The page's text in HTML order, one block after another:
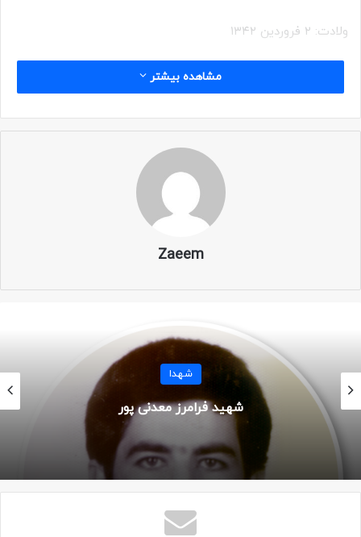
ولادت: ۲ فروردین ۱۳۴۲
سن: ۲۴ سال
مزار: کرج – امامزاده محمد
زندگینامه
«محمدباقر آقایی» فرزند چهارم خانواده بود و در سال ۱۳۴۲، در
روستای نوجان در اطراف کرج چشم به جهان گشود.
مشاهده بیشتر
Zaeem
شهید پرویز چنکشی